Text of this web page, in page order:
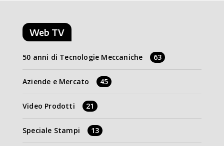
Web TV
50 anni di Tecnologie Meccaniche 63
Aziende e Mercato 45
Video Prodotti 21
Speciale Stampi 13